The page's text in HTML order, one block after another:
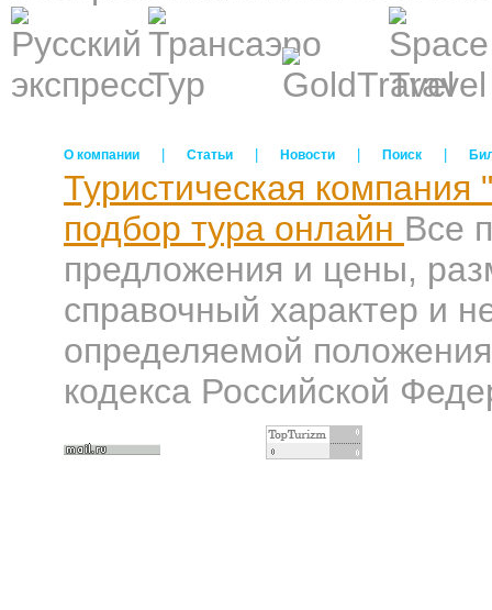
О компании Статьи Новости Поиск
Туристическая компания
подбор тура онлайн Все
предложения и цены,
справочный характер и
определяемой
кодекса Российской